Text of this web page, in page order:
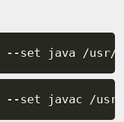
--set java /
--set javac /